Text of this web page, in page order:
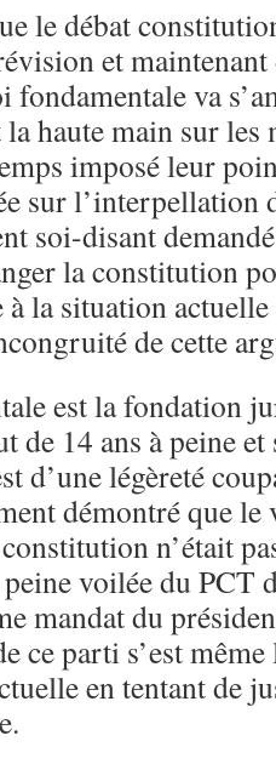
le débat
et
fondamentale va
la haute main sur
imposé leur
sur l’interpellation
soi-disant
la constitution
à la situation
de cette
est la fondation
de 14 ans à peine
d’une légèreté
démontré que
n’était
voilée du PCT
mandat du
ce parti s’est
en tentant de